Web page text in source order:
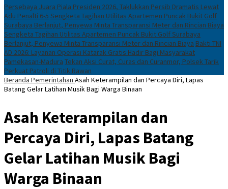
Persebaya Juara Piala Presiden 2026, Taklukkan Persib Dramatis Lewat
Adu Penalti 6-5 Sengketa Tagihan Utilitas Apartemen Puncak Bukit Golf
Surabaya Berlanjut, Penyewa Minta Transparansi Meter dan Rincian Biaya
Sengketa Tagihan Utilitas Apartemen Puncak Bukit Golf Surabaya
Berlanjut, Penyewa Minta Transparansi Meter dan Rincian Biaya Bakti TNI
AD 2026: Layanan Operasi Katarak Gratis Hadir Bagi Masyarakat
Pamekasan-Madura Tekan Aksi Curat, Curas dan Curanmor, Polsek Tarik
Perkuat Patroli di Titik Rawan
Beranda Pemerintahan Asah Keterampilan dan Percaya Diri, Lapas
Batang Gelar Latihan Musik Bagi Warga Binaan
Asah Keterampilan dan
Percaya Diri, Lapas Batang
Gelar Latihan Musik Bagi
Warga Binaan